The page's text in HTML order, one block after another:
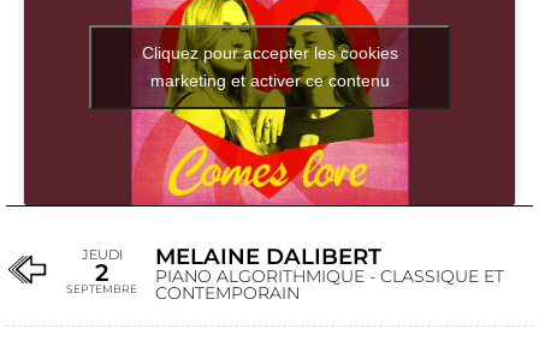
Cliquez pour accepter les cookies
marketing et activer ce contenu
JEUDI
2
SEPTEMBRE
MELAINE DALIBERT
PIANO ALGORITHMIQUE - CLASSIQUE ET
CONTEMPORAIN